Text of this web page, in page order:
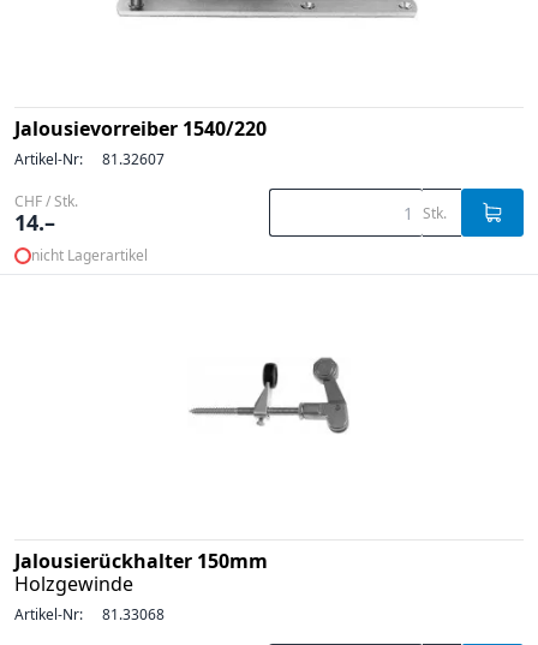
Jalousievorreiber 1540/220
Artikel-Nr: 81.32607
CHF / Stk.
14.– Stk.
nicht Lagerartikel
Jalousierückhalter 150mm
Holzgewinde
Artikel-Nr: 81.33068